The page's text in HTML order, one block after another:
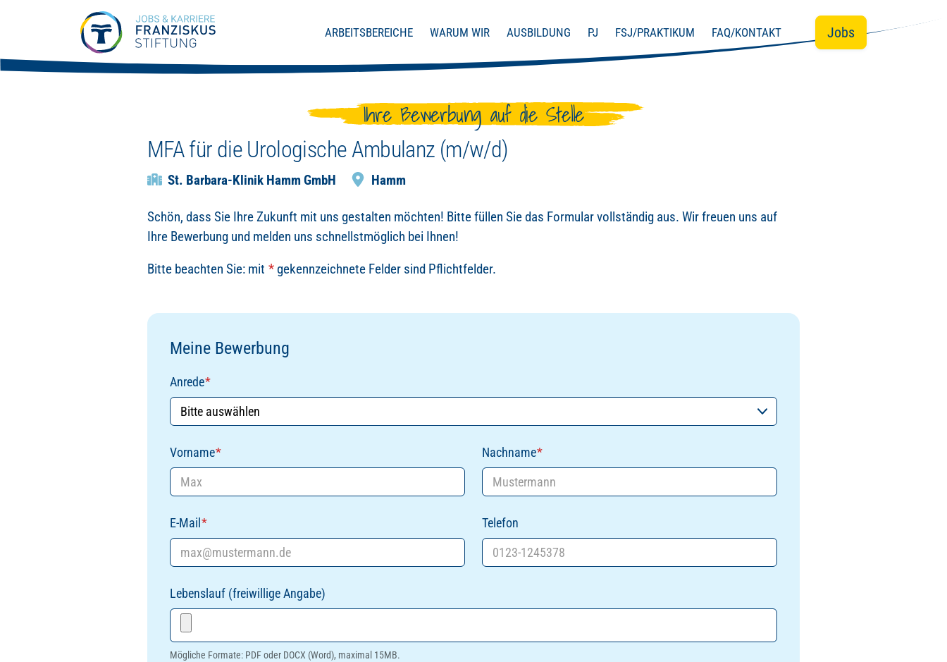
Zum Hauptinhalt springen
ARBEITSBEREICHE WARUM WIR AUSBILDUNG PJ FSJ/PRAKTIKUM FAQ/KONTAKT Jobs
Ihre Bewerbung auf die Stelle
MFA für die Urologische Ambulanz (m/w/d)
St. Barbara-Klinik Hamm GmbH Hamm
Schön, dass Sie Ihre Zukunft mit uns gestalten möchten! Bitte füllen Sie das Formular vollständig aus. Wir freuen uns auf
Ihre Bewerbung und melden uns schnellstmöglich bei Ihnen!
Bitte beachten Sie: mit * gekennzeichnete Felder sind Pflichtfelder.
Meine Bewerbung
Anrede*
Vorname* Nachname*
E-Mail * Telefon
Lebenslauf (freiwillige Angabe)
Mögliche Formate: PDF oder DOCX (Word), maximal 15MB.